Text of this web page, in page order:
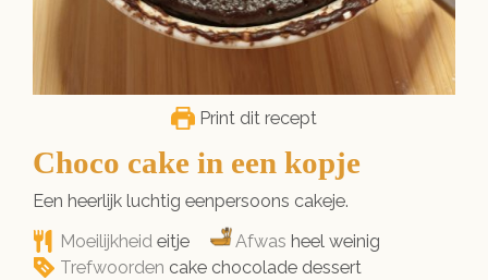
Print dit recept
Choco cake in een kopje
Een heerlijk luchtig eenpersoons cakeje.
Moeilijkheideitje Afwas heel weinig
Trefwoorden cake chocolade dessert